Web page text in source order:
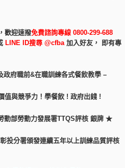
歡迎速撥免費諮詢專線 0800-299-688
LINE ID搜尋 @cfba 加入好友， 即有專
政府職前&在職訓練各式餐飲教學 –
值與競爭力！學餐飲 ! 政府出錢 !
動部勞動力發展署TTQS評核 銀牌 ★
投分署頒發連續五年以上訓練品質評核